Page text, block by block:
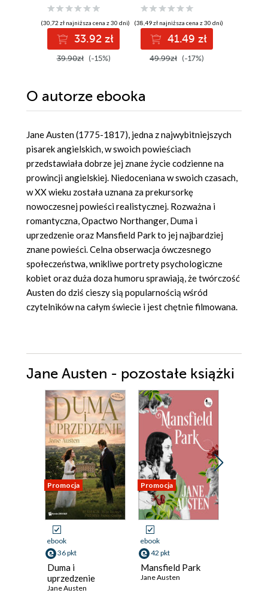
(30,72 zł najniższa cena z 30 dni)
33.92 zł
39.90zł (-15%)
(38,49 zł najniższa cena z 30 dni)
41.49 zł
49.99zł (-17%)
O autorze ebooka
Jane Austen (1775-1817), jedna z najwybitniejszych
pisarek angielskich, w swoich powieściach
przedstawiała dobrze jej znane życie codzienne na
prowincji angielskiej. Niedoceniana w swoich czasach,
w XX wieku została uznana za prekursorkę
nowoczesnej powieści realistycznej. Rozważna i
romantyczna, Opactwo Northanger, Duma i
uprzedzenie oraz Mansfield Park to jej najbardziej
znane powieści. Celna obserwacja ówczesnego
społeczeństwa, wnikliwe portrety psychologiczne
kobiet oraz duża doza humoru sprawiają, że twórczość
Austen do dziś cieszy sią popularnością wśród
czytelników na całym świecie i jest chętnie filmowana.
Jane Austen - pozostałe książki
Promocja
ebook
36 pkt
Duma i
uprzedzenie
Jane Austen
Promocja
ebook
42 pkt
Mansfield Park
Jane Austen